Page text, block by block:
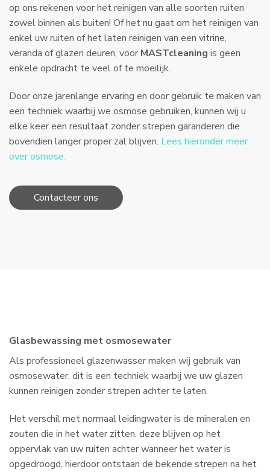
op ons rekenen voor het reinigen van alle soorten ruiten
zowel binnen als buiten! Of het nu gaat om het reinigen van
enkel uw ruiten of het laten reinigen van een vitrine,
veranda of glazen deuren, voor MASTcleaning is geen
enkele opdracht te veel of te moeilijk.
Door onze jarenlange ervaring en door gebruik te maken van
een techniek waarbij we osmose gebruiken, kunnen wij u
elke keer een resultaat zonder strepen garanderen die
bovendien langer proper zal blijven. Lees hieronder meer
over osmose.
Contacteer ons
Glasbewassing met osmosewater
Als professioneel glazenwasser maken wij gebruik van
osmosewater, dit is een techniek waarbij we uw glazen
kunnen reinigen zonder strepen achter te laten.
Het verschil met normaal leidingwater is de mineralen en
zouten die in het water zitten, deze blijven op het
oppervlak van uw ruiten achter wanneer het water is
opgedroogd, hierdoor ontstaan de bekende strepen na het